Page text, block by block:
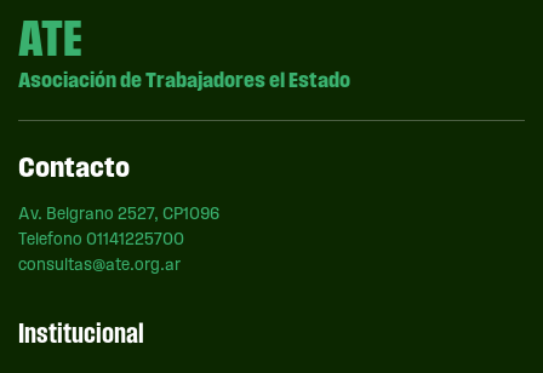
ATE
Asociación de Trabajadores el Estado
Contacto
Av. Belgrano 2527, CP1096
Telefono 01141225700
consultas@ate.org.ar
Institucional